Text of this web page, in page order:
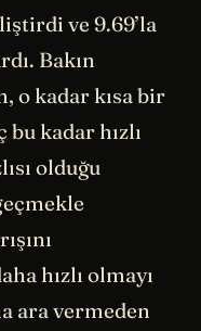
ve 9.69’la
Bakın
o kadar kısa bir
kadar hızlı
olduğu
hızlı olmayı
ara vermeden